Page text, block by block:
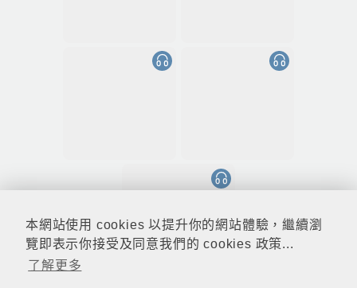
本網站使用 cookies 以提升你的網站體驗，繼續瀏
覽即表示你接受及同意我們的 cookies 政策...
了解更多